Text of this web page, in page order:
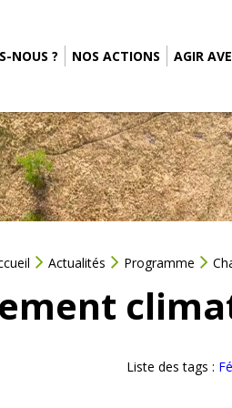
NOUS ? NOS ACTIONS AGIR
Actualités Programme
Liste des tags :